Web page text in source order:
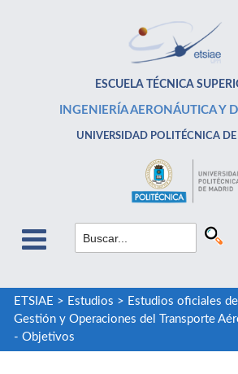
ESCUELA TÉCNICA
INGENIERÍA AERONÁUTICA Y
UNIVERSIDAD POLITÉCNICA
ETSIAE > Estudios > Estudios oficiales
Gestión y Operaciones del Transporte
- Objetivos